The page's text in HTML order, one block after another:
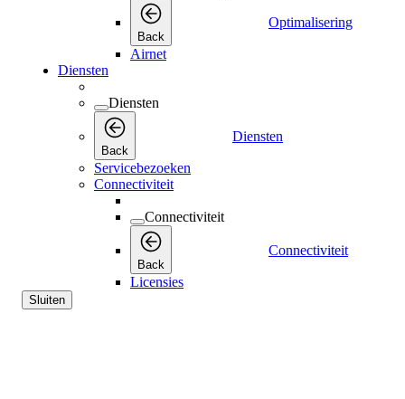
Back
Optimalisering
Airnet
Diensten
Diensten
Back
Diensten
Servicebezoeken
Connectiviteit
Connectiviteit
Back
Connectiviteit
Licensies
Sluiten